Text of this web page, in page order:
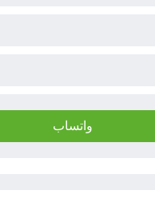
واتساب